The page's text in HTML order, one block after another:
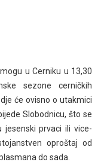
u Cerniku u 13,30
sezone cerničkih
će ovisno o utakmici
Slobodnicu, što se
jesenski prvaci ili vice-
oproštaj od
do sada.